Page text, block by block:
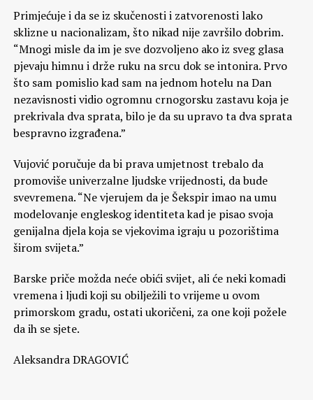
Primjećuje i da se iz skučenosti i zatvorenosti lako
sklizne u nacionalizam, što nikad nije završilo dobrim.
“Mnogi misle da im je sve dozvoljeno ako iz sveg glasa
pjevaju himnu i drže ruku na srcu dok se intonira. Prvo
što sam pomislio kad sam na jednom hotelu na Dan
nezavisnosti vidio ogromnu crnogorsku zastavu koja je
prekrivala dva sprata, bilo je da su upravo ta dva sprata
bespravno izgrađena.”
Vujović poručuje da bi prava umjetnost trebalo da
promoviše univerzalne ljudske vrijednosti, da bude
svevremena. “Ne vjerujem da je Šekspir imao na umu
modelovanje engleskog identiteta kad je pisao svoja
genijalna djela koja se vjekovima igraju u pozorištima
širom svijeta.”
Barske priče možda neće obići svijet, ali će neki komadi
vremena i ljudi koji su obilježili to vrijeme u ovom
primorskom gradu, ostati ukoričeni, za one koji požele
da ih se sjete.
Aleksandra DRAGOVIĆ